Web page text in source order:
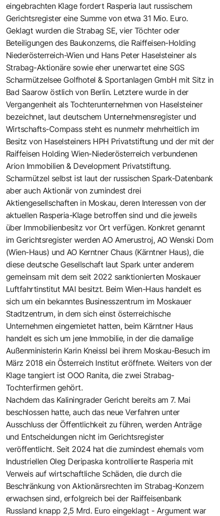
eingebrachten Klage fordert Rasperia laut russischem
Gerichtsregister eine Summe von etwa 31 Mio. Euro.
Geklagt wurden die Strabag SE, vier Töchter oder
Beteiligungen des Baukonzerns, die Raiffeisen-Holding
Niederösterreich-Wien und Hans Peter Haselsteiner als
Strabag-Aktionäre sowie eher unerwartet eine SGS
Scharmützelsee Golfhotel & Sportanlagen GmbH mit Sitz in
Bad Saarow östlich von Berlin. Letztere wurde in der
Vergangenheit als Tochterunternehmen von Haselsteiner
bezeichnet, laut deutschem Unternehmensregister und
Wirtschafts-Compass steht es nunmehr mehrheitlich im
Besitz von Haselsteiners HPH Privatstiftung und der mit der
Raiffeisen Holding Wien-Niederösterreich verbundenen
Arion Immobilien & Development Privatstiftung.
Scharmützel selbst ist laut der russischen Spark-Datenbank
aber auch Aktionär von zumindest drei
Aktiengesellschaften in Moskau, deren Interessen von der
aktuellen Rasperia-Klage betroffen sind und die jeweils
über Immobilienbesitz vor Ort verfügen. Konkret genannt
im Gerichtsregister werden AO Amerustroj, AO Wenski Dom
(Wien-Haus) und AO Kerntner Chaus (Kärntner Haus), die
diese deutsche Gesellschaft laut Spark unter anderem
gemeinsam mit dem seit 2022 sanktionierten Moskauer
Luftfahrtinstitut MAI besitzt. Beim Wien-Haus handelt es
sich um ein bekanntes Businesszentrum im Moskauer
Stadtzentrum, in dem sich einst österreichische
Unternehmen eingemietet hatten, beim Kärntner Haus
handelt es sich um jene Immobilie, in der die damalige
Außenministerin Karin Kneissl bei ihrem Moskau-Besuch im
März 2018 ein Österreich Institut eröffnete. Weiters von der
Klage tangiert ist OOO Ranita, die zwei Strabag-
Tochterfirmen gehört.
Nachdem das Kaliningrader Gericht bereits am 7. Mai
beschlossen hatte, auch das neue Verfahren unter
Ausschluss der Öffentlichkeit zu führen, werden Anträge
und Entscheidungen nicht im Gerichtsregister
veröffentlicht. Seit 2024 hat die zumindest ehemals vom
Industriellen Oleg Deripaska kontrollierte Rasperia mit
Verweis auf wirtschaftliche Schäden, die durch die
Beschränkung von Aktionärsrechten im Strabag-Konzern
erwachsen sind, erfolgreich bei der Raiffeisenbank
Russland knapp 2,5 Mrd. Euro eingeklagt - Argument war